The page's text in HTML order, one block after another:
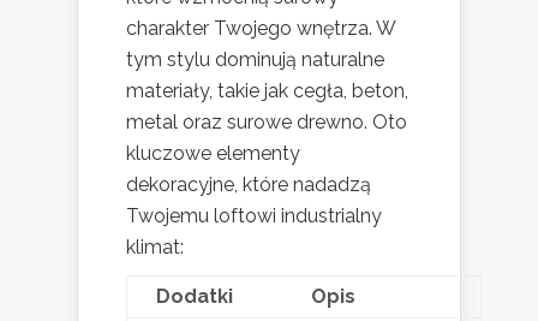
charakter Twojego wnętrza. W
tym stylu dominują naturalne
materiały, takie jak cegła, beton,
metal oraz surowe drewno. Oto
kluczowe elementy
dekoracyjne, które nadadzą
Twojemu loftowi industrialny
klimat:
Dodatki Opis